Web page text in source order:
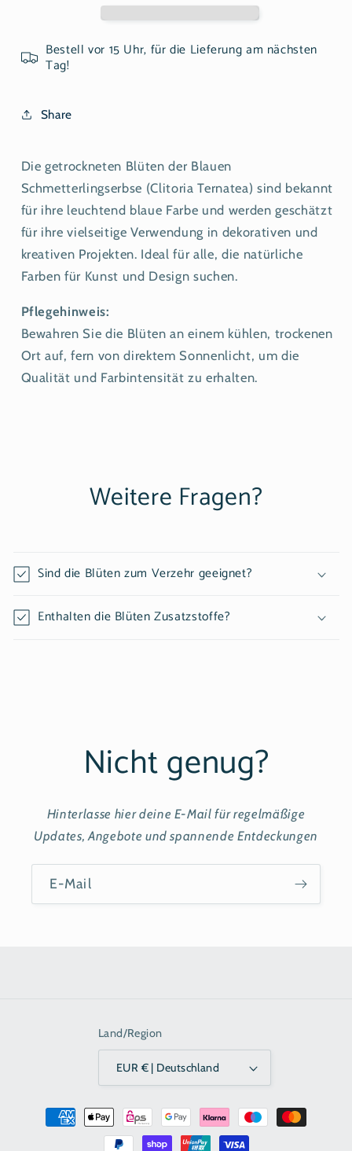
Bestell vor 15 Uhr, für die Lieferung am nächsten
Tag!
Share
Die getrockneten Blüten der Blauen
Schmetterlingserbse (Clitoria Ternatea) sind bekannt
für ihre leuchtend blaue Farbe und werden geschätzt
für ihre vielseitige Verwendung in dekorativen und
kreativen Projekten. Ideal für alle, die natürliche
Farben für Kunst und Design suchen.
Pflegehinweis:
Bewahren Sie die Blüten an einem kühlen, trockenen
Ort auf, fern von direktem Sonnenlicht, um die
Qualität und Farbintensität zu erhalten.
Weitere Fragen?
Sind die Blüten zum Verzehr geeignet?
Enthalten die Blüten Zusatzstoffe?
Nicht genug?
Hinterlasse hier deine E-Mail für regelmäßige
Updates, Angebote und spannende Entdeckungen
E-Mail
Land/Region
EUR € | Deutschland
Zahlungsmethoden